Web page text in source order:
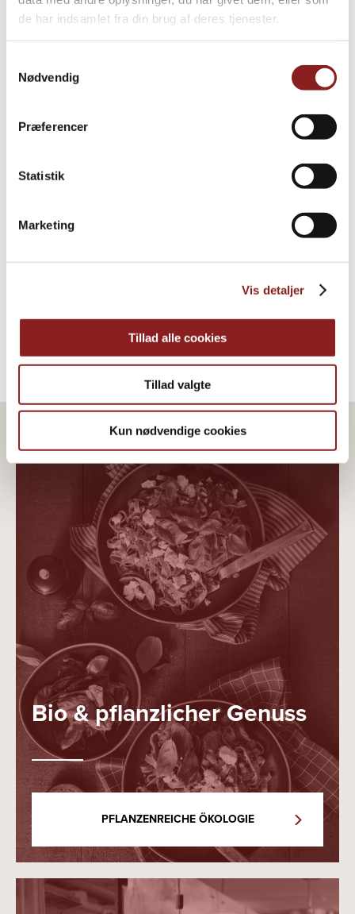
de har indsamlet fra din brug af deres tjenester.
Nødvendig
Præferencer
Statistik
Marketing
Vis detaljer
Tillad alle cookies
Tillad valgte
Kun nødvendige cookies
REIS, LINSEN & ÄHNLICHES
Bio & pflanzlicher Genuss
PFLANZENREICHE ÖKOLOGIE